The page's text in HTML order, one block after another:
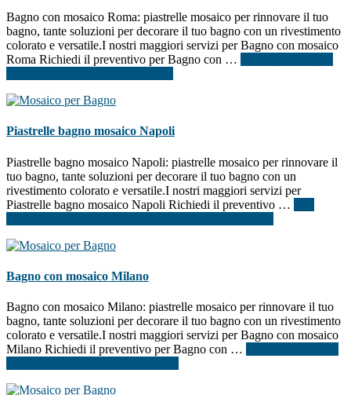
Bagno con mosaico Roma: piastrelle mosaico per rinnovare il tuo
bagno, tante soluzioni per decorare il tuo bagno con un rivestimento
colorato e versatile.I nostri maggiori servizi per Bagno con mosaico
Roma Richiedi il preventivo per Bagno con …
Piastrelle bagno mosaico Napoli
Piastrelle bagno mosaico Napoli: piastrelle mosaico per rinnovare il
tuo bagno, tante soluzioni per decorare il tuo bagno con un
rivestimento colorato e versatile.I nostri maggiori servizi per
Piastrelle bagno mosaico Napoli Richiedi il preventivo …
Bagno con mosaico Milano
Bagno con mosaico Milano: piastrelle mosaico per rinnovare il tuo
bagno, tante soluzioni per decorare il tuo bagno con un rivestimento
colorato e versatile.I nostri maggiori servizi per Bagno con mosaico
Milano Richiedi il preventivo per Bagno con …